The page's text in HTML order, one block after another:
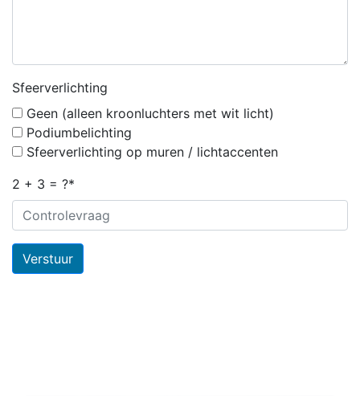
Sfeerverlichting
Geen (alleen kroonluchters met wit licht)
Podiumbelichting
Sfeerverlichting op muren / lichtaccenten
2 + 3 = ?*